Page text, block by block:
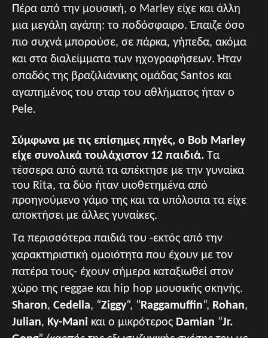
Πέρα από την μουσική, ο Marley είχε και άλλη
μια μεγάλη αγάπη: το ποδόσφαιρο. Έπαιζε όσο
πιο συχνά μπορούσε, σε πάρκα, γήπεδα, ακόμα
και στα διαλείμματα των ηχογραφήσεων. Ήταν
οπαδός της βραζιλιάνικης ομάδας Santos και
αγαπημένος του σταρ του αθλήματος ήταν ο
Pele.
Σύμφωνα με τις επίσημες πηγές, ο Bob Marley
είχε συνολικά τουλάχιστον 12 παιδιά. Τα
τέσσερα από αυτά τα απέκτησε με την γυναίκα
του Rita, τα δύο ήταν υιοθετημένα από
προηγούμενο γάμο της και τα υπόλοιπα τα είχε
αποκτήσει με άλλες γυναίκες.
Τα περισσότερα παιδιά του -εκτός από την
χαρακτηριστική ομοιότητα που έχουν με τον
πατέρα τους- έχουν σήμερα καταξιωθεί στον
χώρο της reggae και hip hop μουσικής σκηνής.
Sharon, Cedella, “Ziggy“, “ Raggamuffin“, Rohan,
Julian, Ky-Mani και ο μικρότερος Damian “Jr.